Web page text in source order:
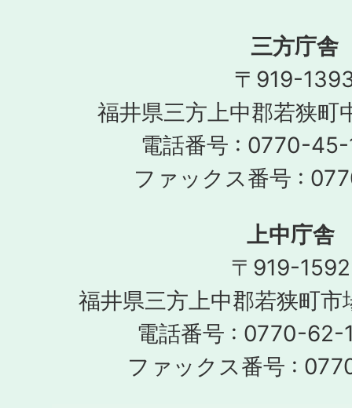
三方庁舎
〒919-
福井県三方上中郡若狭町
電話番号 : 0770-45-
ファックス番号 :
上中庁舎
〒919-1592
福井県三方上中郡若狭町
電話番号 : 0770-62-
ファックス番号 :